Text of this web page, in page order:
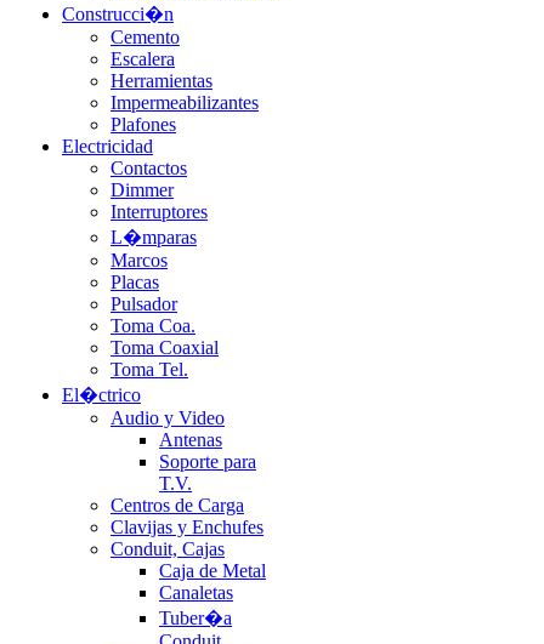
Construcci�n
Cemento
Escalera
Herramientas
Impermeabilizantes
Plafones
Electricidad
Contactos
Dimmer
Interruptores
L�mparas
Marcos
Placas
Pulsador
Toma Coa.
Toma Coaxial
Toma Tel.
El�ctrico
Audio y Video
Antenas
Soporte para
T.V.
Centros de Carga
Clavijas y Enchufes
Conduit, Cajas
Caja de Metal
Canaletas
Tuber�a